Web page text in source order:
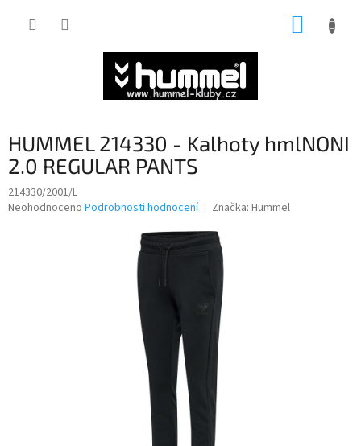
HUMMEL 214330 - Kalhoty hmlNONI
2.0 REGULAR PANTS
214330/2001/L
Průměrné
Neohodnoceno Podrobnosti hodnocení Značka: Hummel